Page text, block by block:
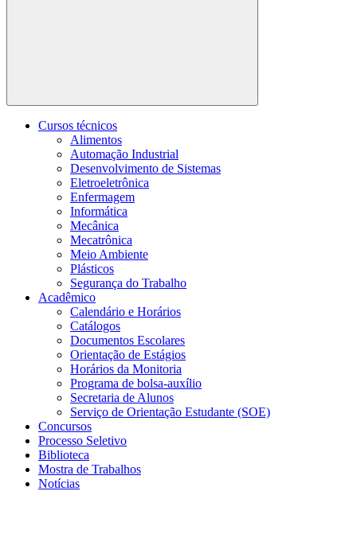
Buscar
Cursos técnicos
Alimentos
Automação Industrial
Desenvolvimento de Sistemas
Eletroeletrônica
Enfermagem
Informática
Mecânica
Mecatrônica
Meio Ambiente
Plásticos
Segurança do Trabalho
Acadêmico
Calendário e Horários
Catálogos
Documentos Escolares
Orientação de Estágios
Horários da Monitoria
Programa de bolsa-auxílio
Secretaria de Alunos
Serviço de Orientação Estudante (SOE)
Concursos
Processo Seletivo
Biblioteca
Mostra de Trabalhos
Notícias